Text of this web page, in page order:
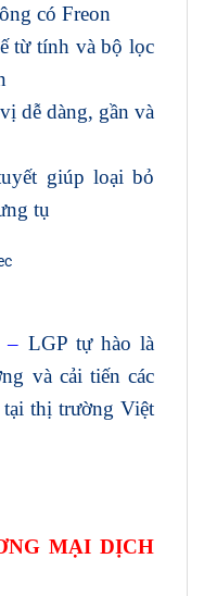
có Freon
từ tính và bộ lọc
dễ dàng, gần và
giúp loại bỏ
tụ
– LGP tự hào là
và cải tiến các
tại thị trường Việt
MẠI DỊCH